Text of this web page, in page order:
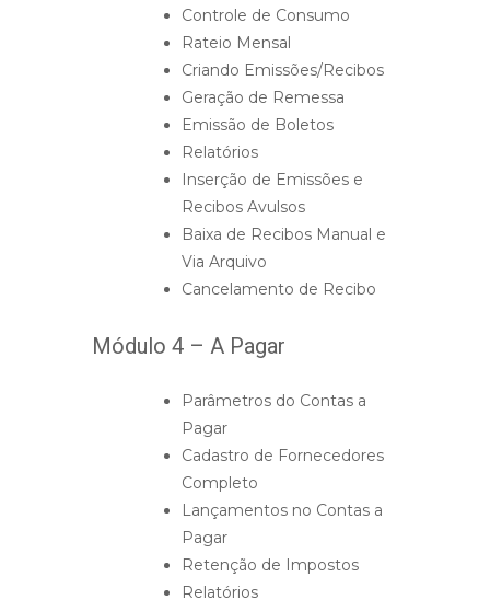
Controle de Consumo
Rateio Mensal
Criando Emissões/Recibos
Geração de Remessa
Emissão de Boletos
Relatórios
Inserção de Emissões e
Recibos Avulsos
Baixa de Recibos Manual e
Via Arquivo
Cancelamento de Recibo
Módulo 4 – A Pagar
Parâmetros do Contas a
Pagar
Cadastro de Fornecedores
Completo
Lançamentos no Contas a
Pagar
Retenção de Impostos
Relatórios